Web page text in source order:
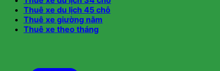
Thuê xe du lịch 45 chỗ
Thuê xe giường nằm
Thuê xe theo tháng